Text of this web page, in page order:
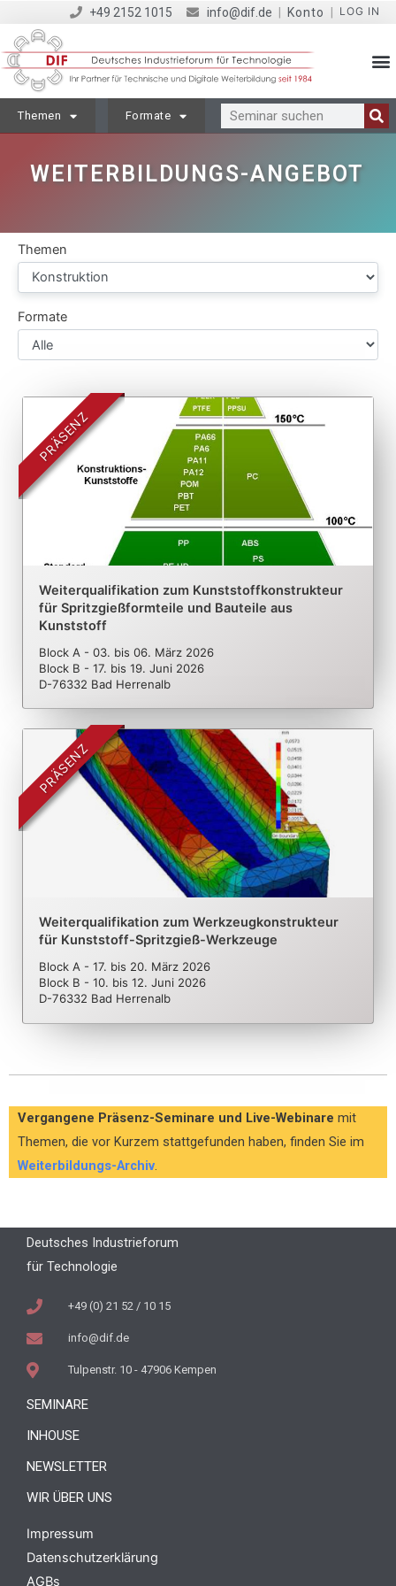
+49 2152 1015 info@dif.de Konto LOG IN
Themen Formate
WEITERBILDUNGS-ANGEBOT
Themen
Formate
PRÄSENZ
Weiterqualifikation zum Kunststoffkonstrukteur
für Spritzgießformteile und Bauteile aus
Kunststoff
Block A - 03. bis 06. März 2026
Block B - 17. bis 19. Juni 2026
D-76332 Bad Herrenalb
PRÄSENZ
Weiterqualifikation zum Werkzeugkonstrukteur
für Kunststoff-Spritzgieß-Werkzeuge
Block A - 17. bis 20. März 2026
Block B - 10. bis 12. Juni 2026
D-76332 Bad Herrenalb
Vergangene Präsenz-Seminare und Live-Webinare mit
Themen, die vor Kurzem stattgefunden haben, finden Sie im
Weiterbildungs-Archiv.
Deutsches Industrieforum
für Technologie
+49 (0) 21 52 / 10 15
info@dif.de
Tulpenstr. 10 - 47906 Kempen
SEMINARE
INHOUSE
NEWSLETTER
WIR ÜBER UNS
Impressum
Datenschutzerklärung
AGBs